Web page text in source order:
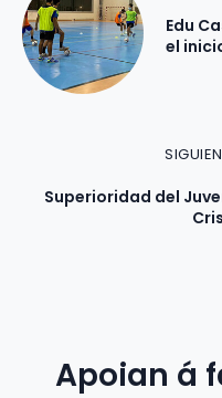
Edu
el
Superioridad del
Apoian á